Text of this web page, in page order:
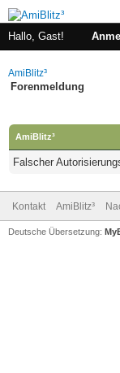
Hallo, Gast!
AmiBlitz³
Forenmeldung
AmiBlitz³
Falscher
Kontakt AmiBlitz³
Deutsche Übersetzung: